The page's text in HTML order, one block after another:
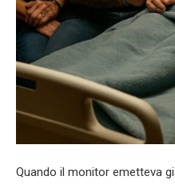
Quando il monitor emetteva